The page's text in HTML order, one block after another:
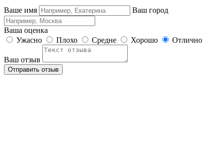
Ваше имя Ваш город
Ваша оценка
Ужасно
Плохо Средне Хорошо Отлично
Ваш отзыв
Отправить отзыв